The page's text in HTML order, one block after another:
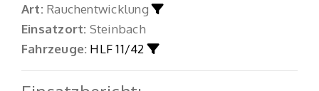
Art:Rauchentwicklung
Einsatzort: Steinbach
Fahrzeuge: HLF 11/42